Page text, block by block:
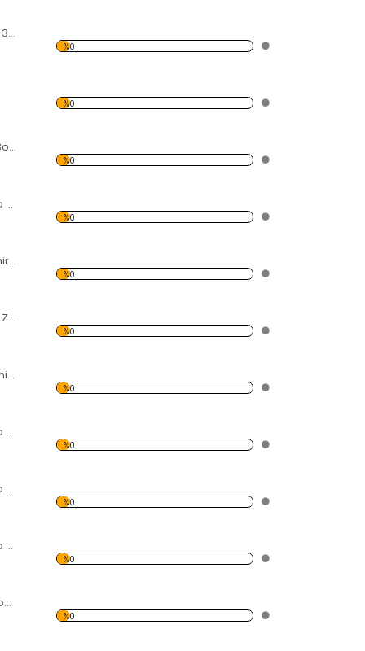
International Ultra 300
%0
%0
Seajet 015 Zehirli Boya Astar
%0
Seajet Zehirli Boya 034-0.75LT
%0
Moravia Silver Zehirli Boya Astarı
%0
Jotun Vinly Sealer Zehirli Boya Astarı
%0
Jotun Nonstop Zehirli Boya
%0
Seajet Zehirli Boya 033- 2.5 LT
%0
Seajet Zehirli Boya 034-2.5 LT
%0
Seajet Zehirli Boya 034-20 LT
%0
International Micron 99
%0